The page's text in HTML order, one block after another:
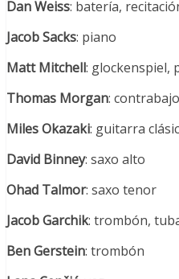
Dan Weiss: batería,
Jacob Sacks: piano
Matt Mitchell: glockenspiel,
Thomas Morgan: contrabajo
Miles Okazaki: guitarra
David Binney: saxo alto
Ohad Talmor: saxo tenor
Jacob Garchik: trombón,
Ben Gerstein: trombón